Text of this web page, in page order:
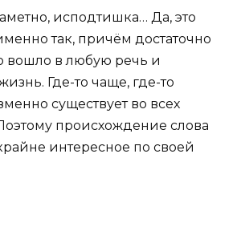
исподтишка… Да, это
так, причём достаточно
вошло в любую речь и
Где-то чаще, где-то
существует во всех
происхождение слова
интересное по своей